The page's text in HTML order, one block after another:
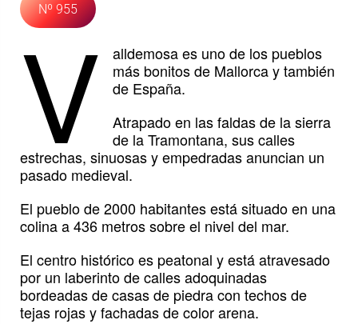
Nº 955
V
alldemosa es uno de los pueblos
más bonitos de Mallorca y también
de España.
Atrapado en las faldas de la sierra
de la Tramontana, sus calles
estrechas, sinuosas y empedradas anuncian un
pasado medieval.
El pueblo de 2000 habitantes está situado en una
colina a 436 metros sobre el nivel del mar.
El centro histórico es peatonal y está atravesado
por un laberinto de calles adoquinadas
bordeadas de casas de piedra con techos de
tejas rojas y fachadas de color arena.